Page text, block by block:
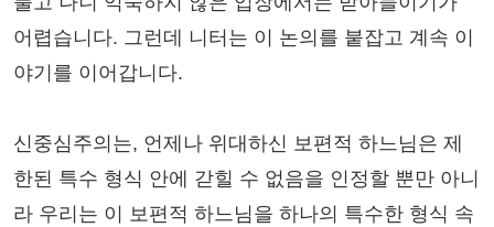
어렵습니다. 그런데 니터는 이 논의를 붙잡고 계속 이
야기를 이어갑니다.
신중심주의는, 언제나 위대하신 보편적 하느님은 제
한된 특수 형식 안에 갇힐 수 없음을 인정할 뿐만 아니
라 우리는 이 보편적 하느님을 하나의 특수한 형식 속